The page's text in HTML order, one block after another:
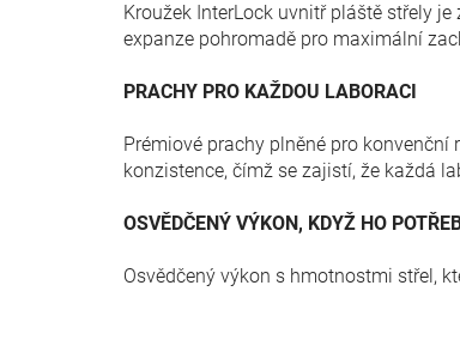
Kroužek InterLock uvnitř pláště střely
expanze pohromadě pro maximální
PRACHY PRO KAŽDOU LABORACI
Prémiové prachy plněné pro
konzistence, čímž se zajistí, že každá
OSVĚDČENÝ VÝKON, KDYŽ HO
Osvědčený výkon s hmotnostmi střel,